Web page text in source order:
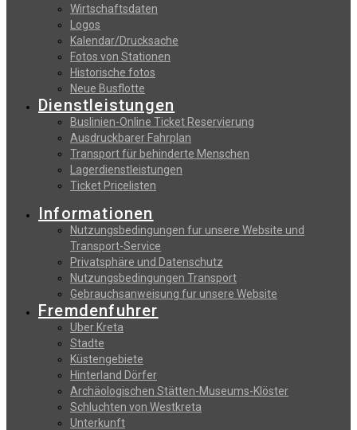
Wirtschaftsdaten
Logos
Kalendar/Drucksache
Fotos von Stationen
Historische fotos
Neue Busflotte
Dienstleistungen
Buslinien-Online Ticket Reservierung
Αusdruckbarer Fahrplan
Transport für behinderte Menschen
Lagerdienstleistungen
Ticket Pricelisten
Informationen
Nutzungsbedingungen fur unsere Website und
Transport-Service
Privatsphäre und Datenschutz
Nutzungsbedingungen Transport
Gebrauchsanweisung fur unsere Website
Fremdenfuhrer
Uber Kreta
Stadte
Küstengebiete
Hinterland Dörfer
Archäologischen Stätten-Museums-Klöster
Schluchten von Westkreta
Unterkunft